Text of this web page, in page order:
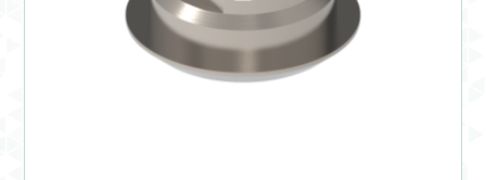
Instrucciones de uso